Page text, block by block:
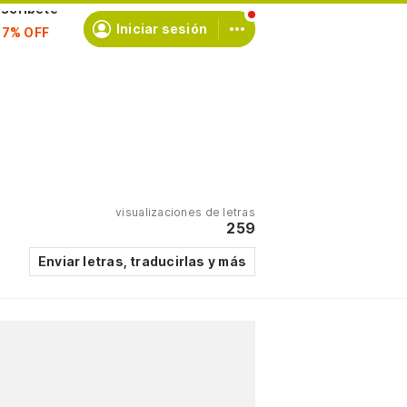
Iniciar sesión
visualizaciones de letras
259
Enviar letras, traducirlas y más